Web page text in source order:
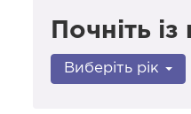
Почніть
Виберіть рік